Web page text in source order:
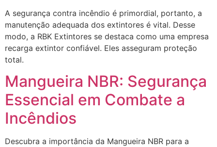
A segurança contra incêndio é primordial, portanto, a
manutenção adequada dos extintores é vital. Desse
modo, a RBK Extintores se destaca como uma empresa
recarga extintor confiável. Eles asseguram proteção
total.
Mangueira NBR: Segurança
Essencial em Combate a
Incêndios
Descubra a importância da Mangueira NBR para a